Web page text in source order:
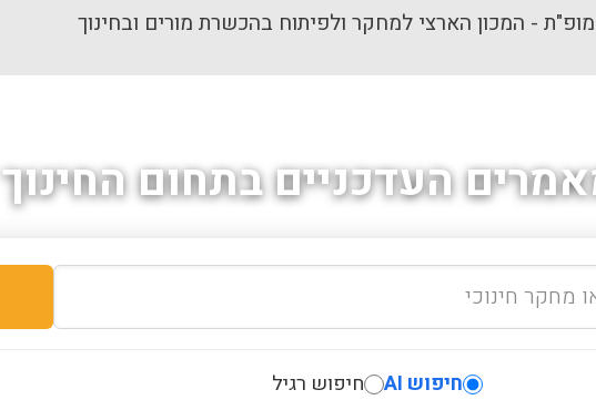
מופ"ת - המכון הארצי למחקר ולפיתוח בהכשרת מורים ובחינוך
העדכניים בתחום החינוך
חיפוש AI חיפוש רגיל